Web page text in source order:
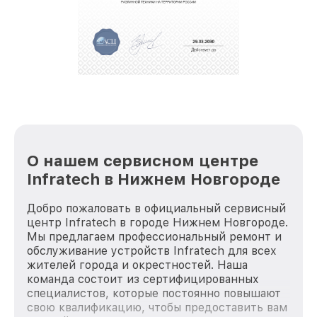
обеспечат доставку устройств в сервис в
За годы своей деятельности мы получали только
положительные отзывы и обрели отличную
стараемся каждый день делать наш сервис еще
О нашем сервисном центре
Infratech в Нижнем Новгороде
Добро пожаловать в официальный сервисный
центр Infratech в городе Нижнем Новгороде.
Мы предлагаем профессиональный ремонт и
обслуживание устройств Infratech для всех
жителей города и окрестностей. Наша
команда состоит из сертифицированных
специалистов, которые постоянно повышают
свою квалификацию, чтобы предоставить вам